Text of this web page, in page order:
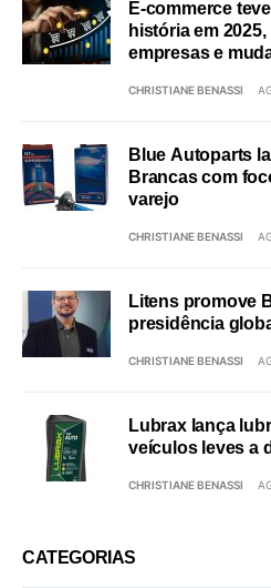
E-commerce
história em 2025,
empresas e
CHRISTIANE BENASSI
Blue Autoparts
Brancas com
varejo
CHRISTIANE BENASSI
Litens promove
presidência
CHRISTIANE BENASSI
Lubrax lança
veículos leves a
CHRISTIANE BENASSI
CATEGORIAS